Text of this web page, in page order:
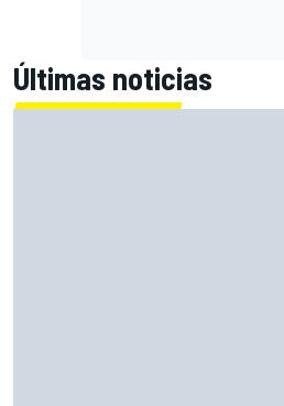
Últimas noticias